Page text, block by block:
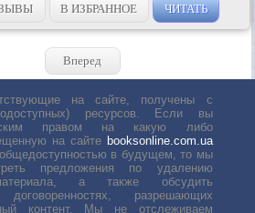
В ИЗБРАННОЕ ЧИТАТЬ
Вперед
на сайте, получены с
ресурсов. Если вы
правом на какую либо
на сайте booksonline.com.ua
в будущем, то мы
предложения по удалению
а также обсудить
разрешающих
контент. Мы не отслеживаем